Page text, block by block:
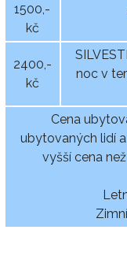
1500,-
kč
2400,-
kč
noc v
Cena
ubytovaných lidí
vyšší cena